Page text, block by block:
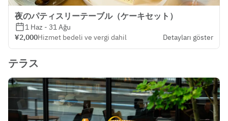
夜のパティスリーテーブル（ケーキセット）
1 Haz - 31 Ağu
¥2,000Hizmet bedeli ve vergi dahil Detayları göster
テラス